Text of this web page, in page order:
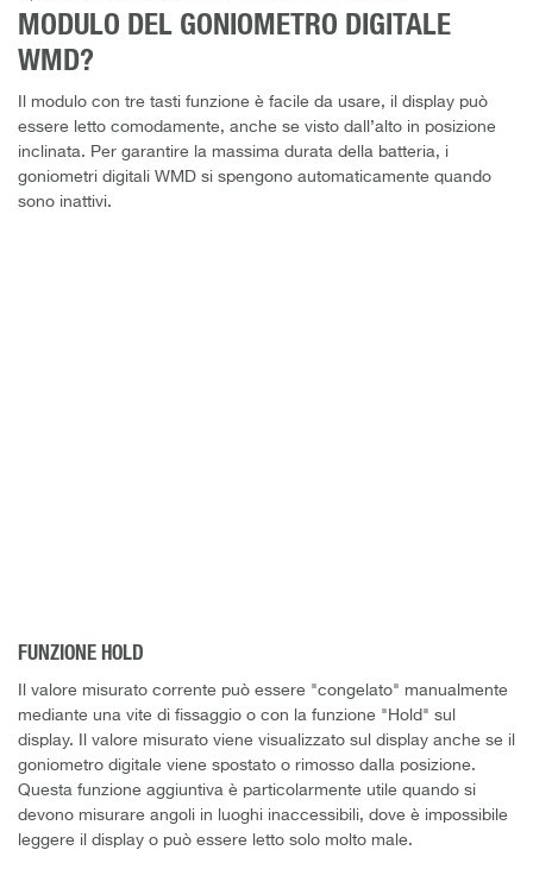
MODULO DEL GONIOMETRO DIGITALE
WMD?
Il modulo con tre tasti funzione è facile da usare, il display può
essere letto comodamente, anche se visto dall’alto in posizione
inclinata. Per garantire la massima durata della batteria, i
goniometri digitali WMD si spengono automaticamente quando
sono inattivi.
FUNZIONE HOLD
Il valore misurato corrente può essere "congelato" manualmente
mediante una vite di fissaggio o con la funzione "Hold" sul
display. Il valore misurato viene visualizzato sul display anche se il
goniometro digitale viene spostato o rimosso dalla posizione.
Questa funzione aggiuntiva è particolarmente utile quando si
devono misurare angoli in luoghi inaccessibili, dove è impossibile
leggere il display o può essere letto solo molto male.